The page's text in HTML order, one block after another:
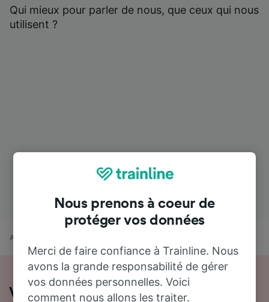
Qui mieux pour parler de nous, que ceux qui nous
utilisent ?
Accueil
Voyager en train de Abbeville à
Nous prenons à coeur de
protéger vos données
Merci de faire confiance à Trainline. Nous
avons la grande responsabilité de gérer
vos données personnelles. Voici
comment nous allons les traiter.